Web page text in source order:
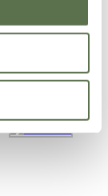
og sprøde.
et glas eller i en
stave. Så er de